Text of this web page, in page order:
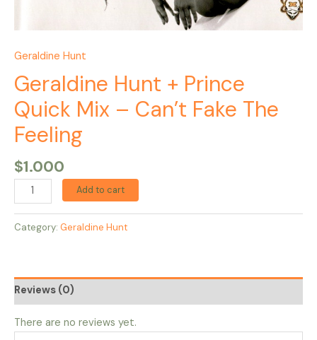
Geraldine Hunt
Geraldine Hunt + Prince
Quick Mix – Can’t Fake The
Feeling
$1.000
Add to cart
Category: Geraldine Hunt
Reviews (0)
There are no reviews yet.